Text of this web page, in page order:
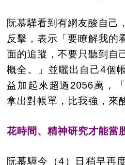
阮慕驊看到有網友酸自己
反擊，表示「要瞭解我的
面的追蹤，不要只聽到自
概全。」並曬出自己4個
益加起來超過2056萬，
拿出對帳單，比我強，來
花時間、精神研究才能當
阮慕驊今（4）日稍早再